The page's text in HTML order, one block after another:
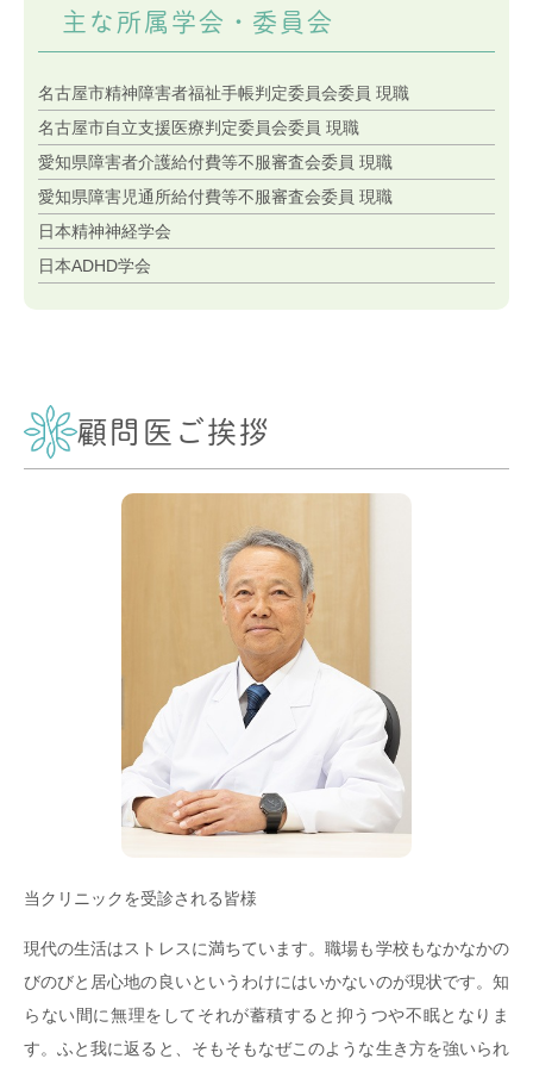
主な所属学会・委員会
名古屋市精神障害者福祉手帳判定委員会委員 現職
名古屋市自立支援医療判定委員会委員 現職
愛知県障害者介護給付費等不服審査会委員 現職
愛知県障害児通所給付費等不服審査会委員 現職
日本精神神経学会
日本ADHD学会
顧問医ご挨拶
当クリニックを受診される皆様
現代の生活はストレスに満ちています。職場も学校もなかなかの
びのびと居心地の良いというわけにはいかないのが現状です。知
らない間に無理をしてそれが蓄積すると抑うつや不眠となりま
す。ふと我に返ると、そもそもなぜこのような生き方を強いられ